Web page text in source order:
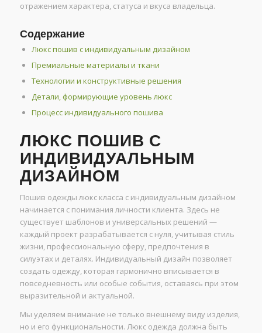
отражением характера, статуса и вкуса владельца.
Содержание
Люкс пошив с индивидуальным дизайном
Премиальные материалы и ткани
Технологии и конструктивные решения
Детали, формирующие уровень люкс
Процесс индивидуального пошива
ЛЮКС ПОШИВ С
ИНДИВИДУАЛЬНЫМ
ДИЗАЙНОМ
Пошив одежды люкс класса с индивидуальным дизайном
начинается с понимания личности клиента. Здесь не
существует шаблонов и универсальных решений —
каждый проект разрабатывается с нуля, учитывая стиль
жизни, профессиональную сферу, предпочтения в
силуэтах и деталях. Индивидуальный дизайн позволяет
создать одежду, которая гармонично вписывается в
повседневность или особые события, оставаясь при этом
выразительной и актуальной.
Мы уделяем внимание не только внешнему виду изделия,
но и его функциональности. Люкс одежда должна быть